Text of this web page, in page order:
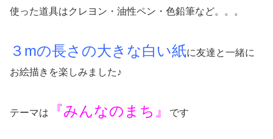
使った道具はクレヨン・油性ペン・色鉛筆など。。。
３mの長さの大きな白い紙に友達と一緒に
お絵描きを楽しみました♪
テーマは 『みんなのまち』 です